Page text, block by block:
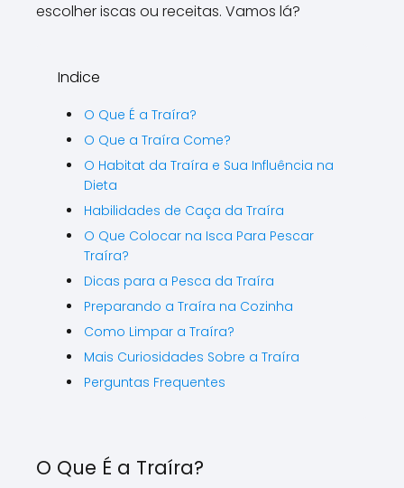
escolher iscas ou receitas. Vamos lá?
Indice
O Que É a Traíra?
O Que a Traíra Come?
O Habitat da Traíra e Sua Influência na
Dieta
Habilidades de Caça da Traíra
O Que Colocar na Isca Para Pescar
Traíra?
Dicas para a Pesca da Traíra
Preparando a Traíra na Cozinha
Como Limpar a Traíra?
Mais Curiosidades Sobre a Traíra
Perguntas Frequentes
O Que É a Traíra?